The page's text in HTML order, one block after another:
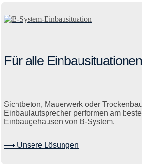
Für alle Einbausituationen
Sichtbeton, Mauerwerk oder
Einbaulautsprecher performen am
Einbaugehäusen von B-System.
⟶ Unsere Lösungen